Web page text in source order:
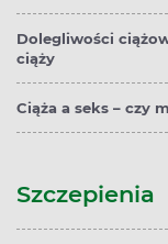
Dolegliwości
ciąży
Ciąża a seks – czy
Szczepienia